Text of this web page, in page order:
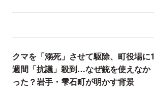
クマを「溺死」させて駆除、町役場に1
週間「抗議」殺到…なぜ銃を使えなか
った？岩手・雫石町が明かす背景